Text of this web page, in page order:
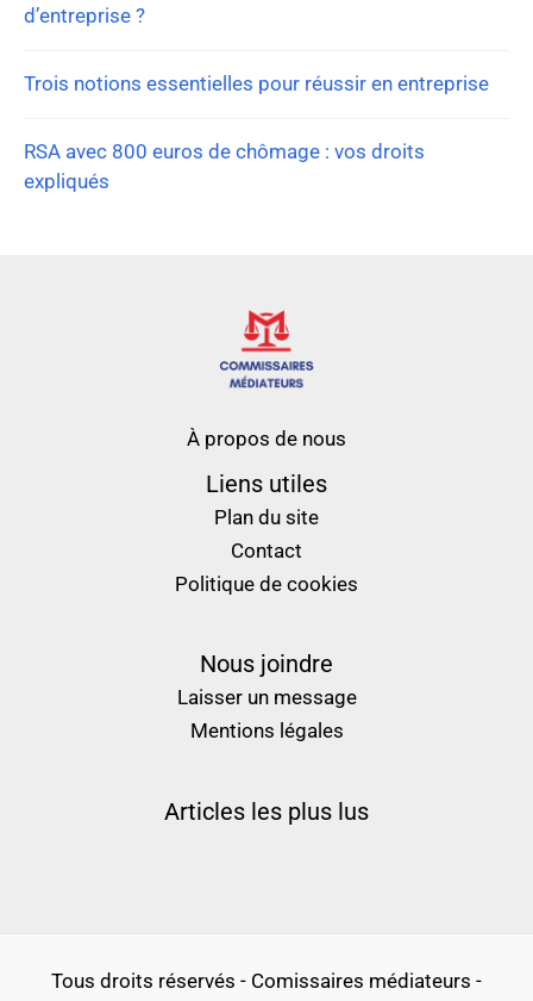
d’entreprise ?
Trois notions essentielles pour réussir en entreprise
RSA avec 800 euros de chômage : vos droits
expliqués
À propos de nous
Liens utiles
Plan du site
Contact
Politique de cookies
Nous joindre
Laisser un message
Mentions légales
Articles les plus lus
Tous droits réservés - Comissaires médiateurs -